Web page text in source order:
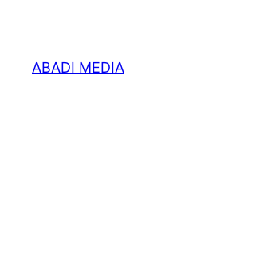
content
ABADI MEDIA